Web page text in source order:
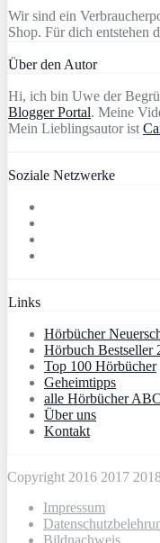
Wir sind ein
Shop. Für dich entstehen
Über den Autor
Hi, ich bin Uwe der
Blogger Portal. Meine
Mein Lieblingsautor ist
Soziale Netzwerke
Links
Hörbücher
Hörbuch Bestseller
Top 100 Hörbücher
Geheimtipps
alle Hörbücher
Über uns
Kontakt
Copyright 2016 2017
Impressum
Bildnachweis